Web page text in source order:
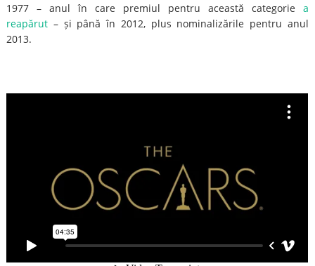
1977 – anul în care premiul pentru această categorie a
reapărut – și până în 2012, plus nominalizările pentru anul
2013.